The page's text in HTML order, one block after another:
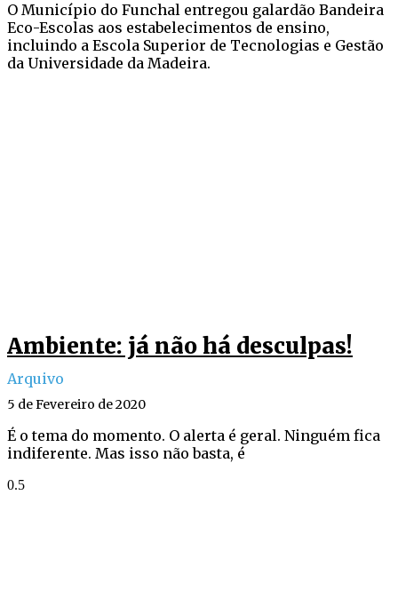
O Município do Funchal entregou galardão Bandeira
Eco-Escolas aos estabelecimentos de ensino,
incluindo a Escola Superior de Tecnologias e Gestão
da Universidade da Madeira.
Ambiente: já não há desculpas!
Arquivo
5 de Fevereiro de 2020
É o tema do momento. O alerta é geral. Ninguém fica
indiferente. Mas isso não basta, é